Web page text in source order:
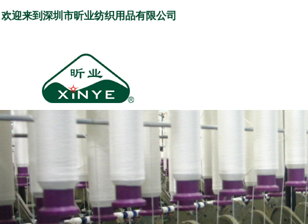
欢迎来到深圳市昕业纺织用品有限公司